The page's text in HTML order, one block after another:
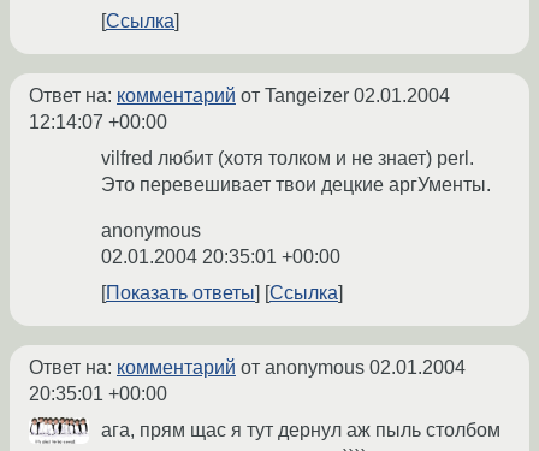
Ссылка
Ответ на: комментарий от Tangeizer 02.01.2004
12:14:07 +00:00
vilfred любит (хотя толком и не знает) perl.
Это перевешивает твои децкие аргУменты.
anonymous
02.01.2004 20:35:01 +00:00
Показать ответы
Ссылка
Ответ на: комментарий от anonymous 02.01.2004
20:35:01 +00:00
ага, прям щас я тут дернул аж пыль столбом